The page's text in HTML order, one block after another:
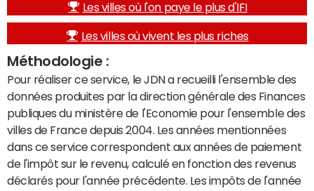
Les villes où l'on paye le plus d'IFI
Les villes où vivent les plus riches
Méthodologie :
Pour réaliser ce service, le JDN a recueilli l'ensemble des
données produites par la direction générale des Finances
publiques du ministère de l'Economie pour l'ensemble des
villes de France depuis 2004. Les années mentionnées
dans ce service correspondent aux années de paiement
de l'impôt sur le revenu, calculé en fonction des revenus
déclarés pour l'année précédente. Les impôts de l'année